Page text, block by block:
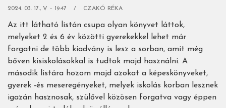
2024. 03. 17., V – 19:47 CZAKÓ RÉKA
Az itt látható listán csupa olyan könyvet láttok,
melyeket 2 és 6 év közötti gyerekekkel lehet már
forgatni de több kiadvány is lesz a sorban, amit még
bőven kisiskolásokkal is tudtok majd használni. A
második listára hozom majd azokat a képeskönyveket,
gyerek -és meseregényeket, melyek iskolás korban lesznek
igazán hasznosak, szülővel közösen forgatva vagy éppen